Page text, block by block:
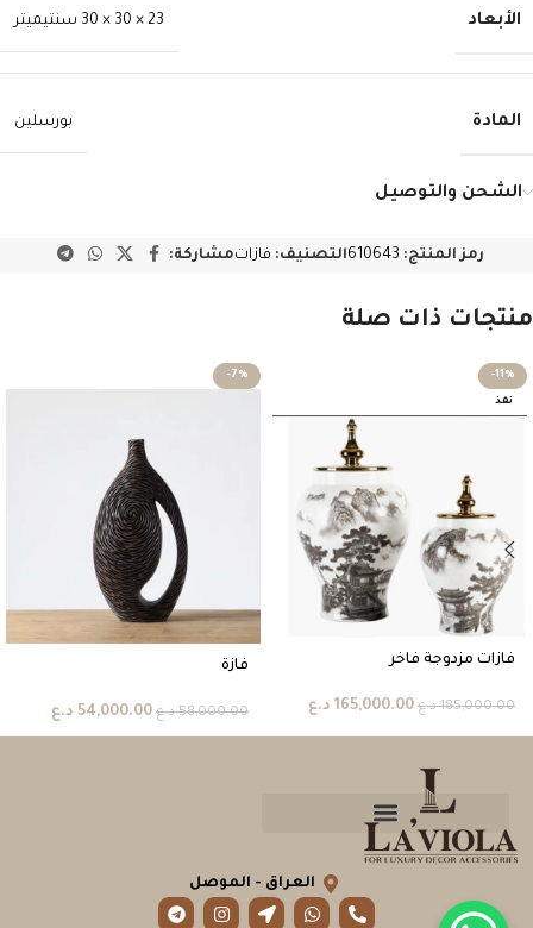
الأبعاد 23 × 30 × 30 سنتيميتر
المادة بورسلين
الشحن والتوصيل
رمز المنتج: 610643التصنيف: فازاتمشاركة:
منتجات ذات صلة
-11%
نفذ
فازات مزدوجة فاخر
185,000.00 د.ع 165,000.00 د.ع
-7%
فازة
58,000.00 د.ع 54,000.00 د.ع
العراق - الموصل